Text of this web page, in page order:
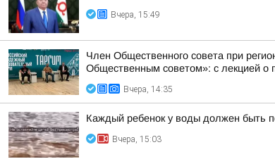
Вчера, 15:49
Член Общественного совета при
Общественным советом»: с лекцией о
Вчера, 14:35
Каждый ребенок у воды должен быть
Вчера, 15:03